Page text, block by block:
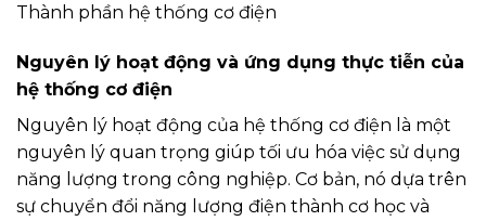
Thành phần hệ thống cơ điện
Nguyên lý hoạt động và ứng dụng thực tiễn của
hệ thống cơ điện
Nguyên lý hoạt động của hệ thống cơ điện là một
nguyên lý quan trọng giúp tối ưu hóa việc sử dụng
năng lượng trong công nghiệp. Cơ bản, nó dựa trên
sự chuyển đổi năng lượng điện thành cơ học và